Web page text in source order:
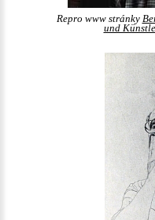
Repro www stránky
und